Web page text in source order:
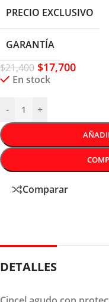
PRECIO EXCLUSIVO
GARANTÍA
$21,400 $17,700
En stock
- +
Comparar
DETALLES